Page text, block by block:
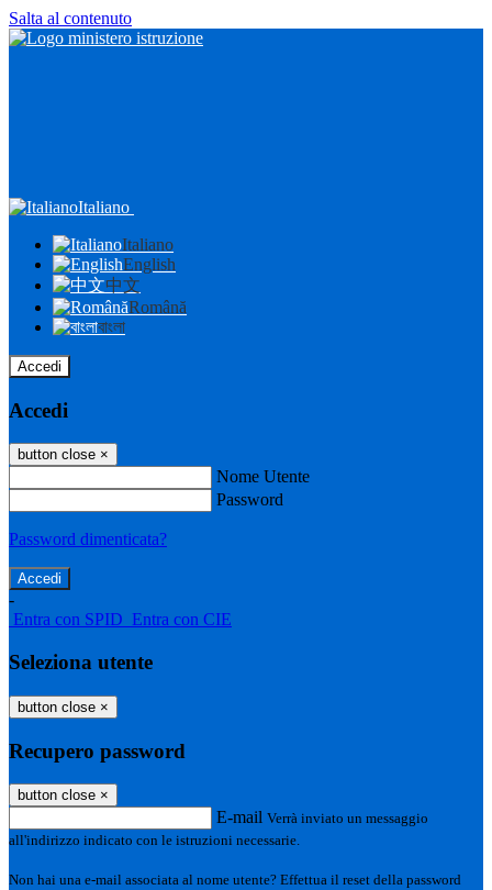
Salta al contenuto
Italiano
Italiano
English
中文
Română
বাংলা
Accedi
Accedi
button close ×
Nome Utente
Password
Password dimenticata?
-
Entra con SPID Entra con CIE
Seleziona utente
button close ×
Recupero password
button close ×
E-mail Verrà inviato un messaggio
all'indirizzo indicato con le istruzioni necessarie.
Non hai una e-mail associata al nome utente? Effettua il reset della password